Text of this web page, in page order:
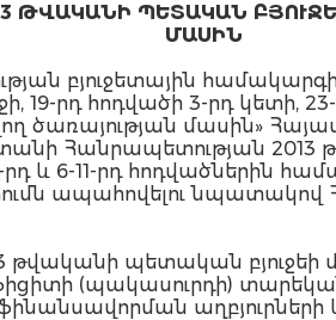
ԹՎԱԿԱՆԻ ՊԵՏԱԿԱՆ
ՄԱՍԻՆ
բյուջետային
19-րդ հոդվածի 3-րդ կետի,
ծառայության մասին»
Հանրապետության 2013
և 6-11-րդ
ապահովելու
թվականի պետական
(պակասուրդի)